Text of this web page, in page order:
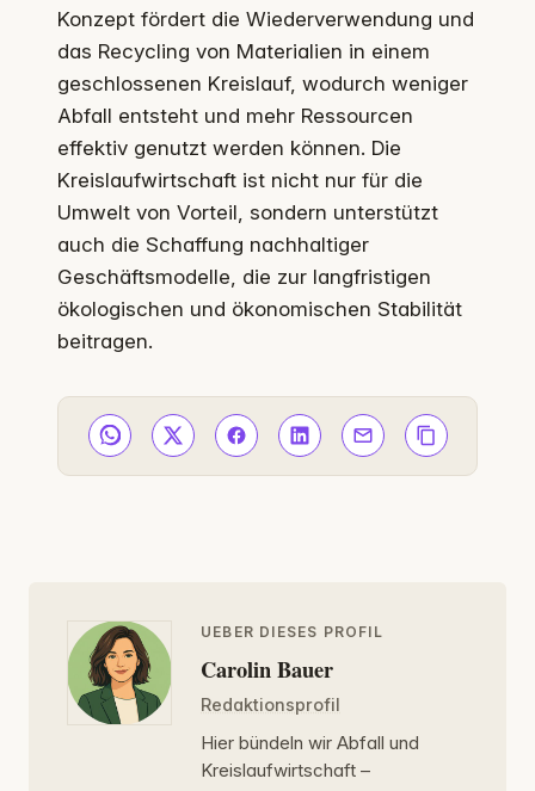
Konzept fördert die Wiederverwendung und
das Recycling von Materialien in einem
geschlossenen Kreislauf, wodurch weniger
Abfall entsteht und mehr Ressourcen
effektiv genutzt werden können. Die
Kreislaufwirtschaft ist nicht nur für die
Umwelt von Vorteil, sondern unterstützt
auch die Schaffung nachhaltiger
Geschäftsmodelle, die zur langfristigen
ökologischen und ökonomischen Stabilität
beitragen.
UEBER DIESES PROFIL
Carolin Bauer
Redaktionsprofil
Hier bündeln wir Abfall und
Kreislaufwirtschaft –